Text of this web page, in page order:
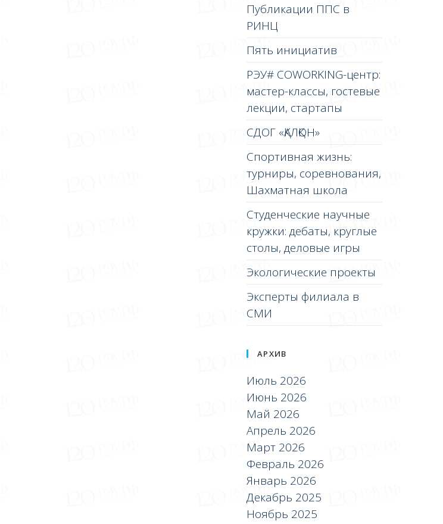
Публикации ППС в
РИНЦ
Пять инициатив
РЭУ# COWORKING-центр:
мастер-классы, гостевые
лекции, стартапы
СДОГ «ҚАЛҚОН»
Спортивная жизнь:
турниры, соревнования,
Шахматная школа
Студенческие научные
кружки: дебаты, круглые
столы, деловые игры
Экологические проекты
Эксперты филиала в
СМИ
АРХИВ
Июль 2026
Июнь 2026
Май 2026
Апрель 2026
Март 2026
Февраль 2026
Январь 2026
Декабрь 2025
Ноябрь 2025